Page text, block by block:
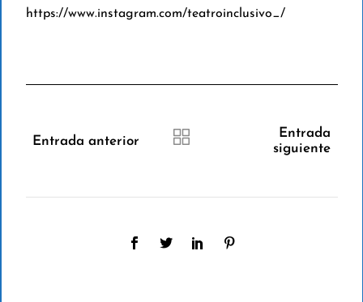
https://www.instagram.com/teatroinclusivo_/
Entrada anterior
Entrada
siguiente